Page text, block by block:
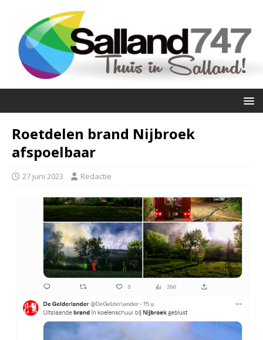
Roetdelen brand Nijbroek
afspoelbaar
27 juni 2023 Redactie